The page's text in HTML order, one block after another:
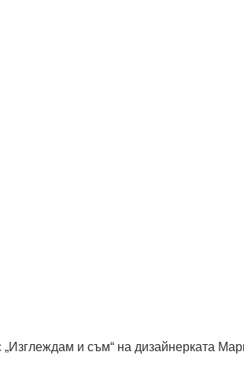
и съм“ на дизайнерката